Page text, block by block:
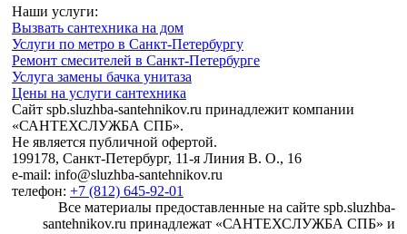
Наши услуги:
Вызвать сантехника на дом
Услуги по метро в Санкт-Петербургу
Ремонт смесителей в Санкт-Петербурге
Услуга замены бачка унитаза
Цены на услуги сантехника
Сайт spb.sluzhba-santehnikov.ru принадлежит компании
«САНТЕХСЛУЖБА СПБ».
Не является публичной офертой.
199178, Санкт-Петербург, 11-я Линия В. О., 16
e-mail: info@sluzhba-santehnikov.ru
телефон: +7 (812) 645-92-01
Все материалы предоставленные на сайте spb.sluzhba-
santehnikov.ru принадлежат «САНТЕХСЛУЖБА СПБ» и